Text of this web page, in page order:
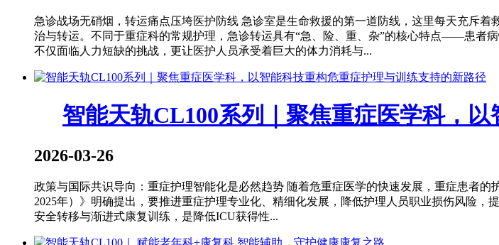
急诊战场无硝烟，转运痛点压垮医护防线 急诊室是生命救援的第一道防线，这里每天充斥
治与转运。不同于重症科的常规护理，急诊转运具有“急、险、重、杂”的核心特点——患者
不仅面临人力短缺的挑战，更让医护人员承受着巨大的体力消耗与...
智能天轨CL100系列｜聚焦重症医学科，
2026-03-26
政策与国际共识导向：重症护理智能化是必然趋势 随着危重症医学的快速发展，重症患者
2025年）》明确提出，要推进重症护理专业化、精细化发展，降低护理人员职业损伤风险
安全转移与渐进式康复训练，是降低ICU获得性...